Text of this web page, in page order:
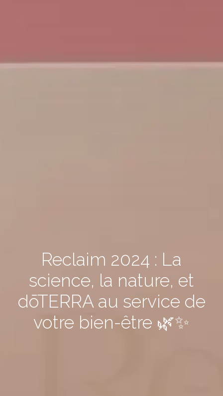
Reclaim 2024 : La
science, la nature, et
dōTERRA au service de
votre bien-être 🌿✨